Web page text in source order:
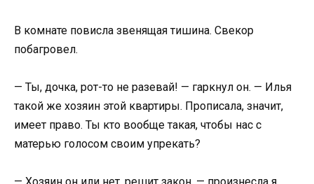
В комнате повисла звенящая тишина. Свекор
побагровел.
— Ты, дочка, рот-то не разевай! — гаркнул он. — Илья
такой же хозяин этой квартиры. Прописала, значит,
имеет право. Ты кто вообще такая, чтобы нас с
матерью голосом своим упрекать?